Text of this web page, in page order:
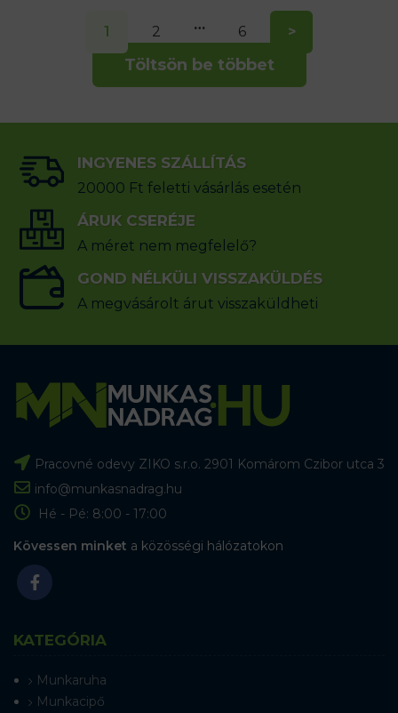
Töltsön be többet
1 2 … 6 >
INGYENES SZÁLLÍTÁS
20000 Ft feletti vásárlás esetén
ÁRUK CSERÉJE
A méret nem megfelelő?
GOND NÉLKÜLI VISSZAKÜLDÉS
A megvásárolt árut visszaküldheti
Pracovné odevy ZIKO s.r.o. 2901 Komárom Czibor utca 3
info@munkasnadrag.hu
Hé - Pé: 8:00 - 17:00
Kövessen minket a közösségi hálózatokon
KATEGÓRIA
Munkaruha
Munkacipő